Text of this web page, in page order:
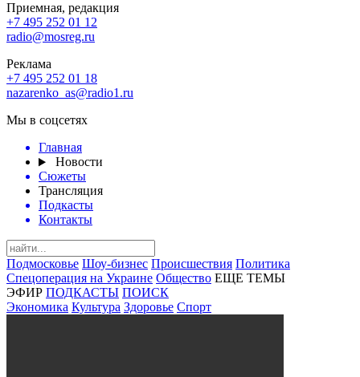
Приемная, редакция
+7 495 252 01 12
radio@mosreg.ru
Реклама
+7 495 252 01 18
nazarenko_as@radio1.ru
Мы в соцсетях
Главная
Новости
Сюжеты
Трансляция
Подкасты
Контакты
Подмосковье Шоу-бизнес Происшествия Политика
Спецоперация на Украине Общество ЕЩЕ ТЕМЫ
ЭФИР ПОДКАСТЫ ПОИСК
Экономика Культура Здоровье Спорт